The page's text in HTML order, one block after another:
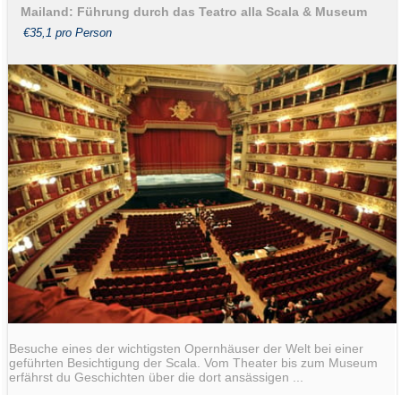
Mailand: Führung durch das Teatro alla Scala & Museum
€35,1 pro Person
Besuche eines der wichtigsten Opernhäuser der Welt bei einer
geführten Besichtigung der Scala. Vom Theater bis zum Museum
erfährst du Geschichten über die dort ansässigen ...